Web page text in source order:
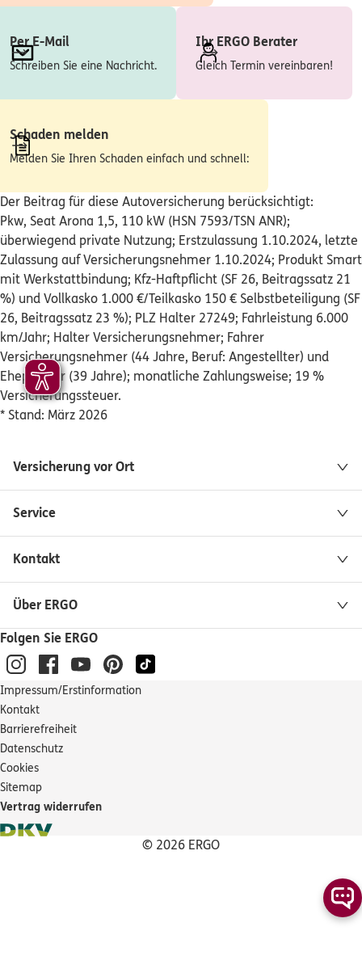
Am Utforter Graben 22 f,47445 Moers(10.9 km)
ERGO
Oderstraße 93 K,47445 Moers(10.9 km)
Ilkin Caglar
(10.9 km)
Homepage besuchen
ERGO
Harun Mikail Satilmis
Hingbergstr. 319 , 45472 Mülheim an der Ruhr
(10.9 km)
Homepage besuchen
ERGO
Christina Yasar
Albrechtstr. 27
Vereinbarung
(11.1 km)
Armin Plüschau
(11.2 km)
ERGO
Matthias Wormann
Ferdinantenstr. 22a,47475 Kamp-Lintfort
(11.2 km)
Homepage besuchen
Finanzstr. 14
Homepage besuchen
ERGO
Per E-Mail
Schreiben Sie eine Nachricht.
Ihr ERGO Berater
Gleich Termin vereinbaren!
Schaden melden
Melden Sie Ihren Schaden einfach und schnell:
Der Beitrag für diese Autoversicherung berücksichtigt:
Pkw, Seat Arona 1,5, 110 kW (HSN 7593/TSN ANR);
überwiegend private Nutzung; Erstzulassung 1.10.2024, letzte
Zulassung auf Versicherungsnehmer 1.10.2024; Produkt Smart
mit Werkstattbindung; Kfz-Haftpflicht (SF 26, Beitragssatz 21
%) und Vollkasko 1.000 €/Teilkasko 150 € Selbstbeteiligung (SF
26, Beitragssatz 23 %); PLZ Halter 27249; Fahrleistung 6.000
km/Jahr; Halter Versicherungsnehmer; Fahrer
Versicherungsnehmer (44 Jahre, Beruf: Angestellter) und
Ehepartner (39 Jahre); monatliche Zahlungsweise; 19 %
Versicherungssteuer.
* Stand: März 2026
Versicherung vor Ort
Service
Kontakt
Über ERGO
Folgen Sie ERGO
Impressum/Erstinformation
Kontakt
Barrierefreiheit
Datenschutz
Cookies
Sitemap
Vertrag widerrufen
© 2026 ERGO